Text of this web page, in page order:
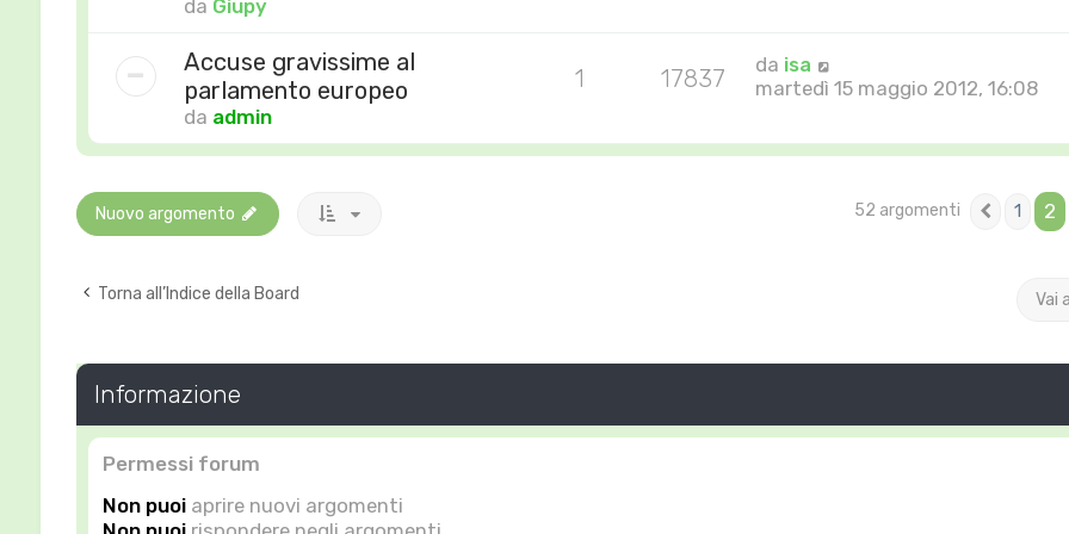
da Giupy
Accuse gravissime al
parlamento europeo
da admin
1 17837 da isa
martedì 15 maggio 2012, 16:08
Nuovo argomento 52 argomenti 1 2
Torna all’Indice della Board Vai a
Informazione
Permessi forum
Non puoiaprire nuovi argomenti